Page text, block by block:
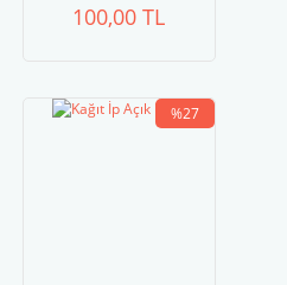
Rope
100,00 TL
%27